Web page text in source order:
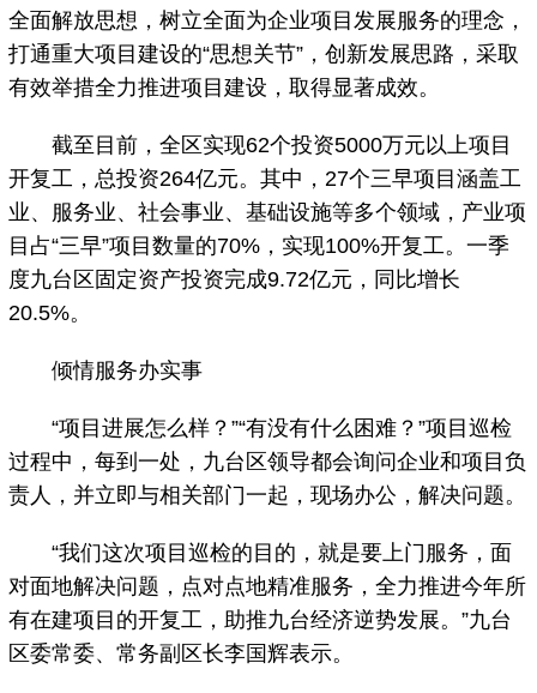
全面解放思想，树立全面为企业项目发展服务的理念，
打通重大项目建设的“思想关节”，创新发展思路，采取
有效举措全力推进项目建设，取得显著成效。
截至目前，全区实现62个投资5000万元以上项目
开复工，总投资264亿元。其中，27个三早项目涵盖工
业、服务业、社会事业、基础设施等多个领域，产业项
目占“三早”项目数量的70%，实现100%开复工。一季
度九台区固定资产投资完成9.72亿元，同比增长
20.5%。
倾情服务办实事
“项目进展怎么样？”“有没有什么困难？”项目巡检
过程中，每到一处，九台区领导都会询问企业和项目负
责人，并立即与相关部门一起，现场办公，解决问题。
“我们这次项目巡检的目的，就是要上门服务，面
对面地解决问题，点对点地精准服务，全力推进今年所
有在建项目的开复工，助推九台经济逆势发展。”九台
区委常委、常务副区长李国辉表示。